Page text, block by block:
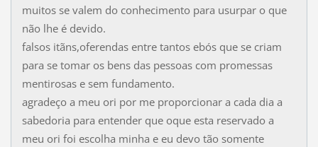
muitos se valem do conhecimento para usurpar o que
não lhe é devido.
falsos itãns,oferendas entre tantos ebós que se criam
para se tomar os bens das pessoas com promessas
mentirosas e sem fundamento.
agradeço a meu ori por me proporcionar a cada dia a
sabedoria para entender que oque esta reservado a
meu ori foi escolha minha e eu devo tão somente